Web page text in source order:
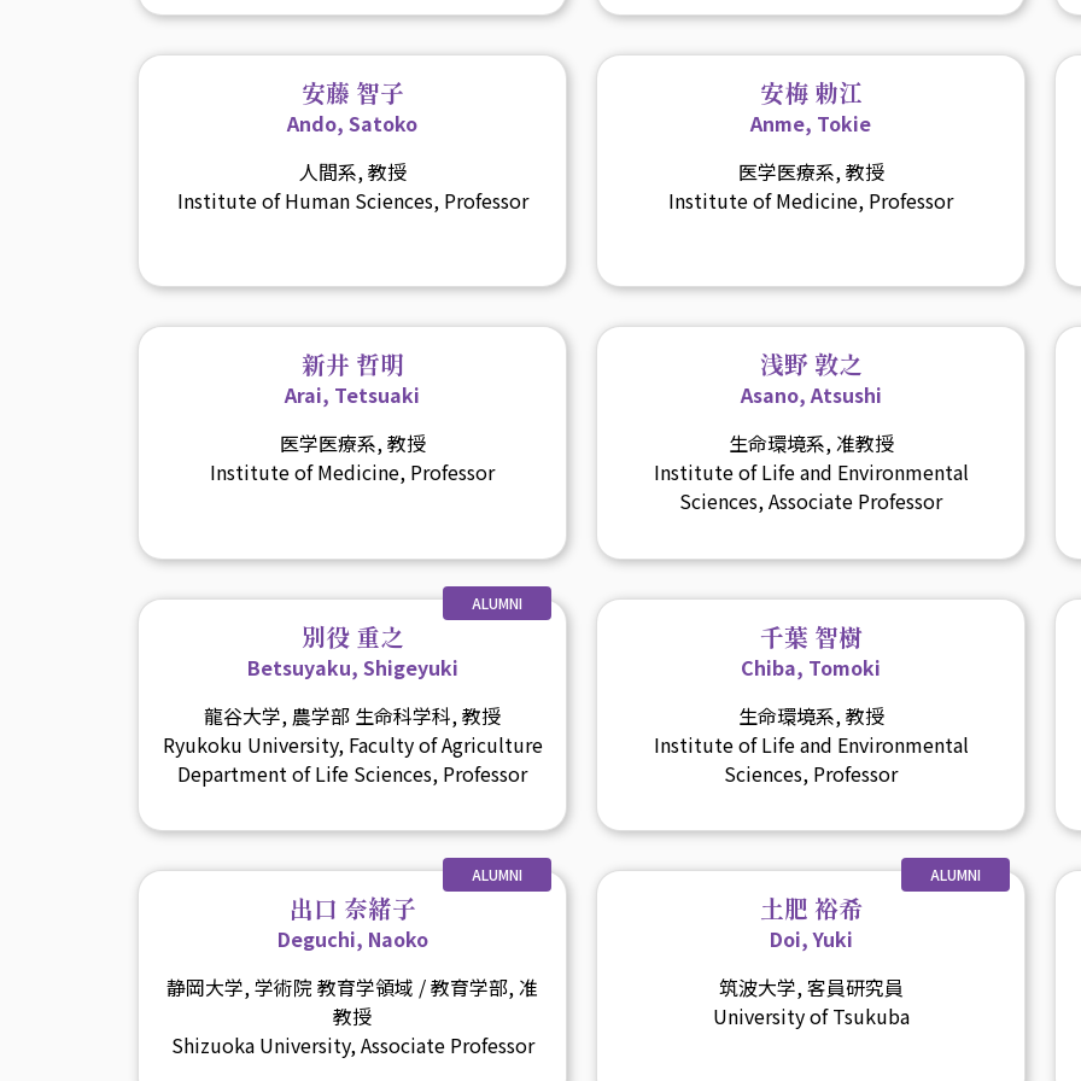
安藤 智子
Ando, Satoko
人間系, 教授
Institute of Human Sciences, Professor
安梅 勅江
Anme, Tokie
医学医療系, 教授
Institute of Medicine, Professor
新井 哲明
Arai, Tetsuaki
医学医療系, 教授
Institute of Medicine, Professor
浅野 敦之
Asano, Atsushi
生命環境系, 准教授
Institute of Life and Environmental
Sciences, Associate Professor
ALUMNI
別役 重之
Betsuyaku, Shigeyuki
龍谷大学, 農学部 生命科学科, 教授
Ryukoku University, Faculty of Agriculture
Department of Life Sciences, Professor
千葉 智樹
Chiba, Tomoki
生命環境系, 教授
Institute of Life and Environmental
Sciences, Professor
ALUMNI
出口 奈緒子
Deguchi, Naoko
静岡大学, 学術院 教育学領域 / 教育学部, 准
教授
Shizuoka University, Associate Professor
ALUMNI
土肥 裕希
Doi, Yuki
筑波大学, 客員研究員
University of Tsukuba